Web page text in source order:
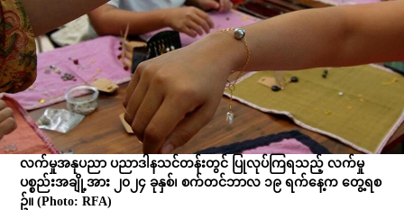
လက်မှုအနုပညာ ပညာဒါနသင်တန်းတွင် ပြုလုပ်ကြရသည့် လက်မှု
ပစ္စည်းအချို့အား ၂၀၂၄ ခုနှစ်၊ စက်တင်ဘာလ ၁၉ ရက်နေ့က တွေ့ရစ
ဥ်။(Photo: RFA)